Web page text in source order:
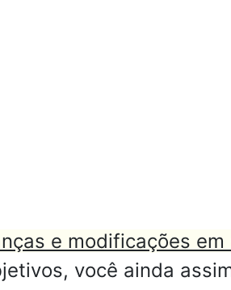
e modificações
você ainda